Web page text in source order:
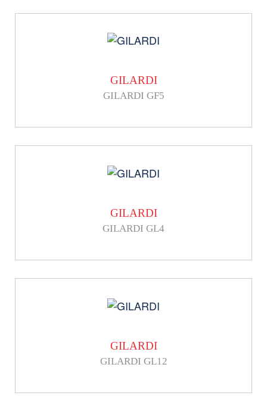
GILARDI
GILARDI GF5
GILARDI
GILARDI GL4
GILARDI
GILARDI GL12